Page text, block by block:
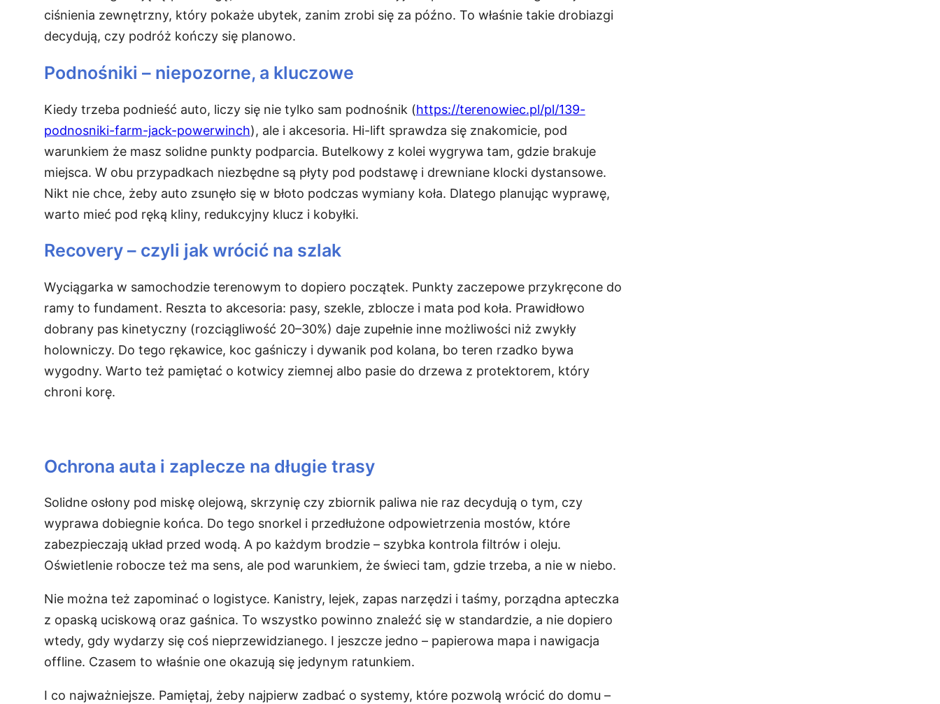
ciśnienia zewnętrzny, który pokaże ubytek, zanim zrobi się za późno. To właśnie takie drobiazgi
decydują, czy podróż kończy się planowo.
Podnośniki – niepozorne, a kluczowe
Kiedy trzeba podnieść auto, liczy się nie tylko sam podnośnik (https://terenowiec.pl/pl/139-
podnosniki-farm-jack-powerwinch), ale i akcesoria. Hi-lift sprawdza się znakomicie, pod
warunkiem że masz solidne punkty podparcia. Butelkowy z kolei wygrywa tam, gdzie brakuje
miejsca. W obu przypadkach niezbędne są płyty pod podstawę i drewniane klocki dystansowe.
Nikt nie chce, żeby auto zsunęło się w błoto podczas wymiany koła. Dlatego planując wyprawę,
warto mieć pod ręką kliny, redukcyjny klucz i kobyłki.
Recovery – czyli jak wrócić na szlak
Wyciągarka w samochodzie terenowym to dopiero początek. Punkty zaczepowe przykręcone do
ramy to fundament. Reszta to akcesoria: pasy, szekle, zblocze i mata pod koła. Prawidłowo
dobrany pas kinetyczny (rozciągliwość 20–30%) daje zupełnie inne możliwości niż zwykły
holowniczy. Do tego rękawice, koc gaśniczy i dywanik pod kolana, bo teren rzadko bywa
wygodny. Warto też pamiętać o kotwicy ziemnej albo pasie do drzewa z protektorem, który
chroni korę.
Ochrona auta i zaplecze na długie trasy
Solidne osłony pod miskę olejową, skrzynię czy zbiornik paliwa nie raz decydują o tym, czy
wyprawa dobiegnie końca. Do tego snorkel i przedłużone odpowietrzenia mostów, które
zabezpieczają układ przed wodą. A po każdym brodzie – szybka kontrola filtrów i oleju.
Oświetlenie robocze też ma sens, ale pod warunkiem, że świeci tam, gdzie trzeba, a nie w niebo.
Nie można też zapominać o logistyce. Kanistry, lejek, zapas narzędzi i taśmy, porządna apteczka
z opaską uciskową oraz gaśnica. To wszystko powinno znaleźć się w standardzie, a nie dopiero
wtedy, gdy wydarzy się coś nieprzewidzianego. I jeszcze jedno – papierowa mapa i nawigacja
offline. Czasem to właśnie one okazują się jedynym ratunkiem.
I co najważniejsze. Pamiętaj, żeby najpierw zadbać o systemy, które pozwolą wrócić do domu –